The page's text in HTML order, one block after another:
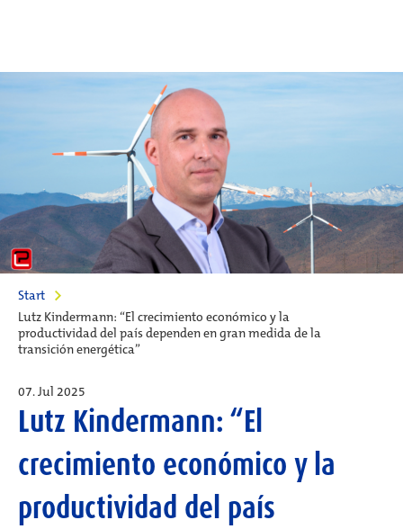
Start
Lutz Kindermann: “El crecimiento económico y la
productividad del país dependen en gran medida de la
transición energética”
07. Jul 2025
Lutz Kindermann: “El
crecimiento económico y la
productividad del país